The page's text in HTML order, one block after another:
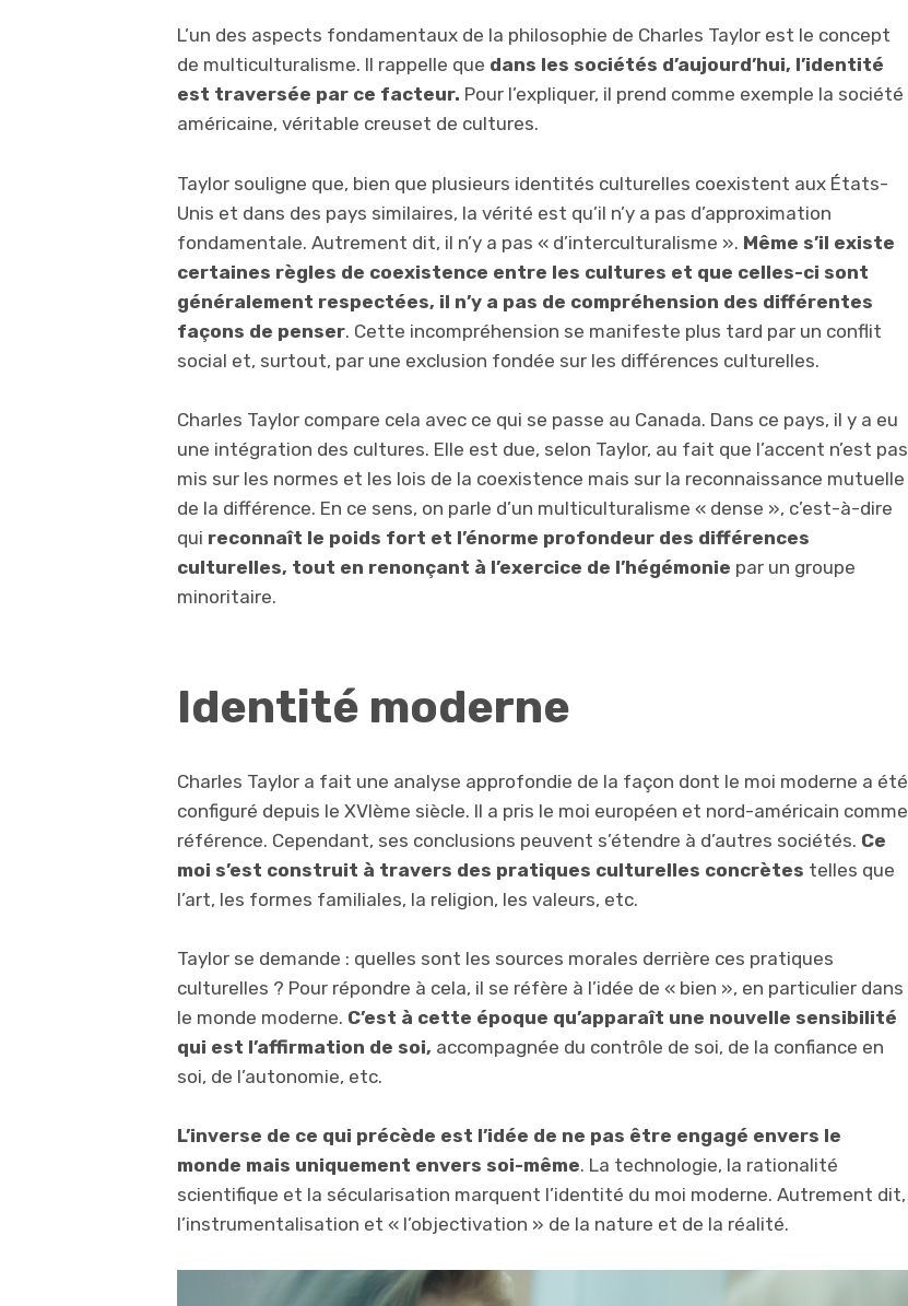
L’un des aspects fondamentaux de la philosophie de Charles Taylor est le concept
de multiculturalisme. Il rappelle que dans les sociétés d’aujourd’hui, l’identité
est traversée par ce facteur. Pour l’expliquer, il prend comme exemple la société
américaine, véritable creuset de cultures.
Taylor souligne que, bien que plusieurs identités culturelles coexistent aux États-
Unis et dans des pays similaires, la vérité est qu’il n’y a pas d’approximation
fondamentale. Autrement dit, il n’y a pas « d’interculturalisme ». Même s’il existe
certaines règles de coexistence entre les cultures et que celles-ci sont
généralement respectées, il n’y a pas de compréhension des différentes
façons de penser. Cette incompréhension se manifeste plus tard par un conflit
social et, surtout, par une exclusion fondée sur les différences culturelles.
Charles Taylor compare cela avec ce qui se passe au Canada. Dans ce pays, il y a eu
une intégration des cultures. Elle est due, selon Taylor, au fait que l’accent n’est pas
mis sur les normes et les lois de la coexistence mais sur la reconnaissance mutuelle
de la différence. En ce sens, on parle d’un multiculturalisme « dense », c’est-à-dire
qui reconnaît le poids fort et l’énorme profondeur des différences
culturelles, tout en renonçant à l’exercice de l’hégémonie par un groupe
minoritaire.
Identité moderne
Charles Taylor a fait une analyse approfondie de la façon dont le moi moderne a été
configuré depuis le XVIème siècle. Il a pris le moi européen et nord-américain comme
référence. Cependant, ses conclusions peuvent s’étendre à d’autres sociétés. Ce
moi s’est construit à travers des pratiques culturelles concrètes telles que
l’art, les formes familiales, la religion, les valeurs, etc.
Taylor se demande : quelles sont les sources morales derrière ces pratiques
culturelles ? Pour répondre à cela, il se réfère à l’idée de « bien », en particulier dans
le monde moderne. C’est à cette époque qu’apparaît une nouvelle sensibilité
qui est l’affirmation de soi, accompagnée du contrôle de soi, de la confiance en
soi, de l’autonomie, etc.
L’inverse de ce qui précède est l’idée de ne pas être engagé envers le
monde mais uniquement envers soi-même. La technologie, la rationalité
scientifique et la sécularisation marquent l’identité du moi moderne. Autrement dit,
l’instrumentalisation et « l’objectivation » de la nature et de la réalité.